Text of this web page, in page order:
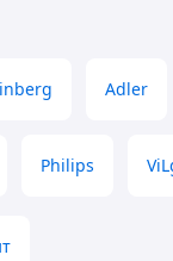
Adler
Philips